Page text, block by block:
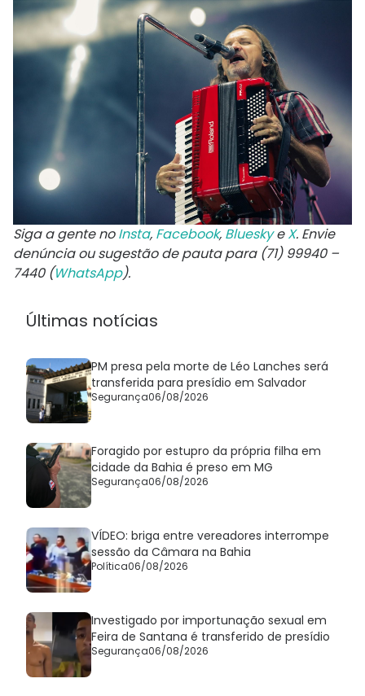
Siga a gente noInsta, Facebook, BlueskyeX. Envie
denúncia ou sugestão de pauta para (71) 99940 –
7440 (WhatsApp).
Últimas notícias
PM presa pela morte de Léo Lanches será
transferida para presídio em Salvador
Segurança06/08/2026
Foragido por estupro da própria filha em
cidade da Bahia é preso em MG
Segurança06/08/2026
VÍDEO: briga entre vereadores interrompe
sessão da Câmara na Bahia
Política06/08/2026
Investigado por importunação sexual em
Feira de Santana é transferido de presídio
Segurança06/08/2026